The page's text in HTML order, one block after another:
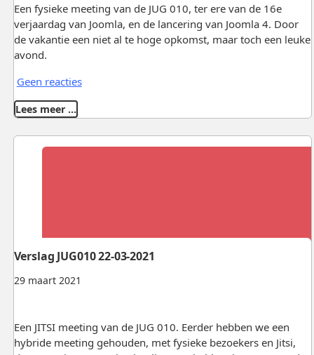
Een fysieke meeting van de JUG 010, ter ere van de 16e
verjaardag van Joomla, en de lancering van Joomla 4. Door
de vakantie een niet al te hoge opkomst, maar toch een leuke
avond.
Geen reacties
Lees meer …
29 maart 2021
Verslag JUG010 22-03-2021
Een JITSI meeting van de JUG 010. Eerder hebben we een
hybride meeting gehouden, met fysieke bezoekers en Jitsi,